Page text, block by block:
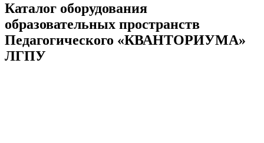
Каталог оборудования
образовательных пространств
Педагогического «КВАНТОРИУМА»
ЛГПУ